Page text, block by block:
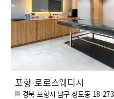
포항-로로스웨디시
경북 포항시 남구 상도동 18-273